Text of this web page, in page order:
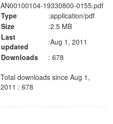
AN00100104-19330800-0155.pdf
Type
:application/pdf
Size
:2.5 MB
Last
updated
:Aug 1, 2011
Downloads
: 678
Total downloads since Aug 1,
2011 : 678